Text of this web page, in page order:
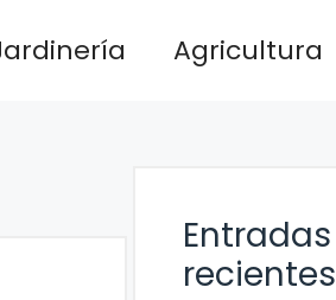
Agricultura
Entradas
recientes